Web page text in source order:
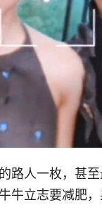
路人一枚，甚
牛立志要减肥